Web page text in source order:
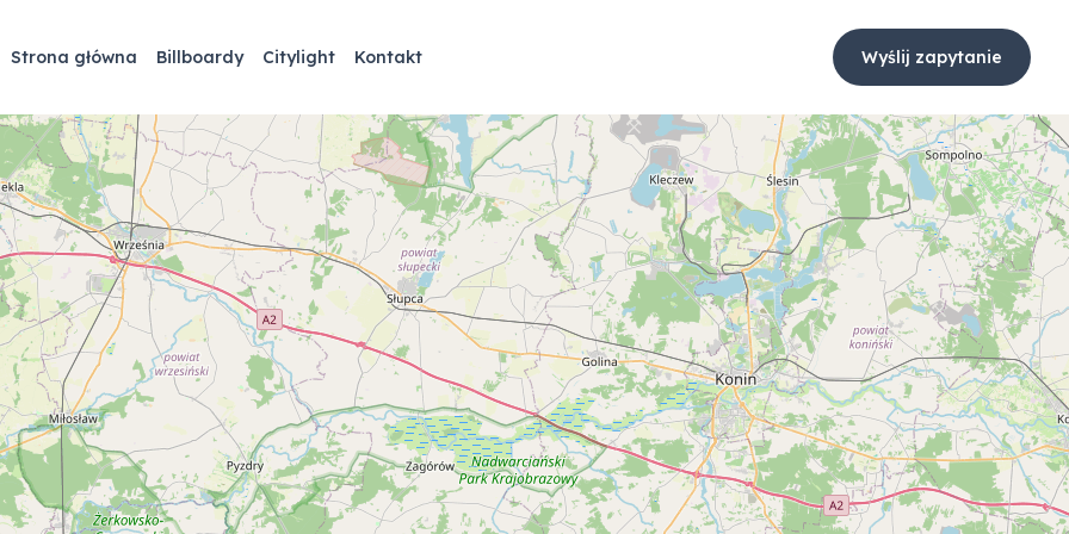
Strona główna Billboardy Citylight Kontakt Wyślij zapytanie